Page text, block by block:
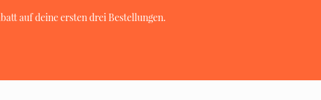
auf deine ersten drei Bestellungen.